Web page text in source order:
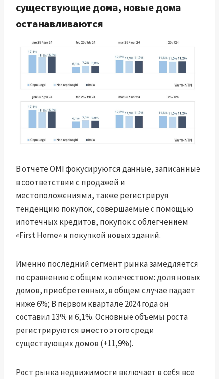
существующие дома, новые дома
останавливаются
В отчете OMI фокусируются данные, записанные
в соответствии с продажей и
местоположениями, также регистрируя
тенденцию покупок, совершаемые с помощью
ипотечных кредитов, покупок с облегчением
«First Home» и покупкой новых зданий.
Именно последний сегмент рынка замедляется
по сравнению с общим количеством: доля новых
домов, приобретенных, в общем случае падает
ниже 6%; В первом квартале 2024 года он
составил 13% и 6,1%. Основные объемы роста
регистрируются вместо этого среди
существующих домов (+11,9%).
Рост рынка недвижимости включает в себя все